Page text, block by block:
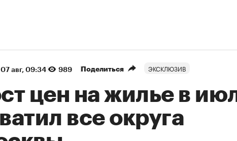
07 авг, 09:34 989 Поделиться ЭКСКЛЮЗИВ
цен на жилье в
все округа